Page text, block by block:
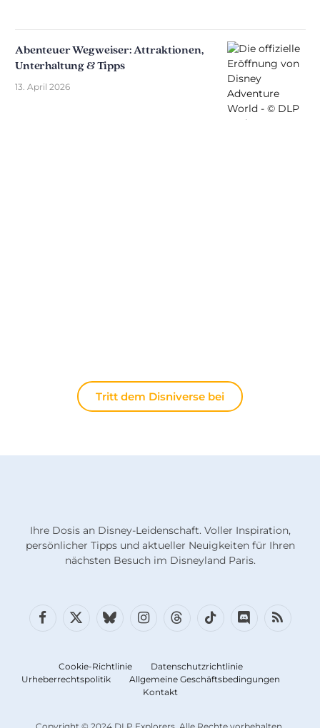
Abenteuer Wegweiser: Attraktionen,
Unterhaltung & Tipps
13. April 2026
Tritt dem Disniverse bei
Ihre Dosis an Disney-Leidenschaft. Voller Inspiration,
persönlicher Tipps und aktueller Neuigkeiten für Ihren
nächsten Besuch im Disneyland Paris.
Facebook
X
BlueskyInstagramFäden TikTokDiskordRSS
Copyright © 2024 DLP Explorers, Alle Rechte vorbehalten.
Cookie-Richtlinie
Datenschutzrichtlinie
Urheberrechtspolitik
Allgemeine Geschäftsbedingungen
Kontakt